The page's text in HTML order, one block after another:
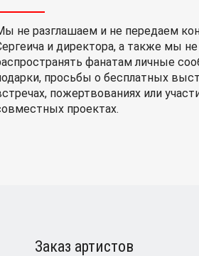
не разглашаем и не передаем
и директора, а также мы
фанатам личные
просьбы о бесплатных
пожертвованиях или
проектах.
Заказ артистов